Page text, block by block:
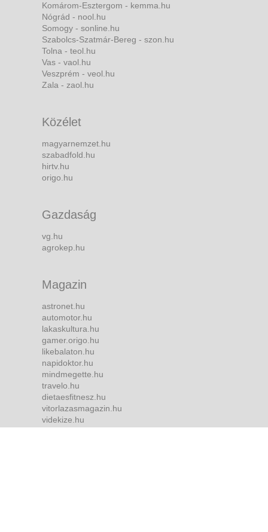
Komárom-Esztergom - kemma.hu
Nógrád - nool.hu
Somogy - sonline.hu
Szabolcs-Szatmár-Bereg - szon.hu
Tolna - teol.hu
Vas - vaol.hu
Veszprém - veol.hu
Zala - zaol.hu
Közélet
magyarnemzet.hu
szabadfold.hu
hirtv.hu
origo.hu
Gazdaság
vg.hu
agrokep.hu
Magazin
astronet.hu
automotor.hu
lakaskultura.hu
gamer.origo.hu
likebalaton.hu
napidoktor.hu
mindmegette.hu
travelo.hu
dietaesfitnesz.hu
vitorlazasmagazin.hu
videkize.hu